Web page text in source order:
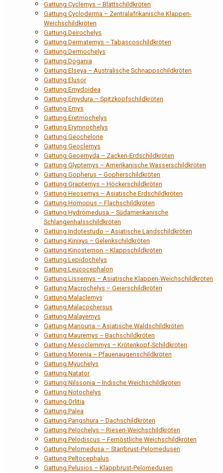
Gattung Cyclemys – Blattschildkröten
Gattung Cycloderma – Zentralafrikanische Klappen-
Weichschildkröten
Gattung Deirochelys
Gattung Dermatemys – Tabascoschildkröten
Gattung Dermochelys
Gattung Dogania
Gattung Elseya – Australische Schnappschildkröten
Gattung Elusor
Gattung Emydoidea
Gattung Emydura – Spitzkopfschildkröten
Gattung Emys
Gattung Eretmochelys
Gattung Erymnochelys
Gattung Geochelone
Gattung Geoclemys
Gattung Geoemyda – Zacken-Erdschildkröten
Gattung Glyptemys – Amerikanische Wasserschildkröten
Gattung Gopherus – Gopherschildkröten
Gattung Graptemys – Höckerschildkröten
Gattung Heosemys – Asiatische Erdschildkröten
Gattung Homopus – Flachschildkröten
Gattung Hydromedusa – Südamerikanische
Schlangenhalsschildkröten
Gattung Indotestudo – Asiatische Landschildkröten
Gattung Kinixys – Gelenkschildkröten
Gattung Kinosternon – Klappschildkröten
Gattung Lepidochelys
Gattung Leucocephalon
Gattung Lissemys – Asiatische Klappen-Weichschildkröten
Gattung Macrochelys – Geierschildkröten
Gattung Malaclemys
Gattung Malacochersus
Gattung Malayemys
Gattung Manouria – Asiatische Waldschildkröten
Gattung Mauremys – Bachschildkröten
Gattung Mesoclemmys – Krötenkopf-Schildkröten
Gattung Morenia – Pfauenaugenschildkröten
Gattung Myuchelys
Gattung Natator
Gattung Nilssonia – Indische Weichschildkröten
Gattung Notochelys
Gattung Orlitia
Gattung Palea
Gattung Pangshura – Dachschildkröten
Gattung Pelochelys – Riesen-Weichschildkröten
Gattung Pelodiscus – Fernöstliche Weichschildkröten
Gattung Pelomedusa – Starrbrust-Pelomedusen
Gattung Peltocephalus
Gattung Pelusios – Klappbrust-Pelomedusen